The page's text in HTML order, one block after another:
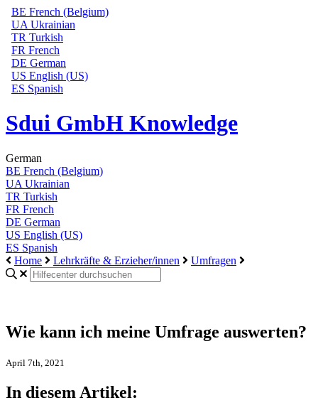
BE French (Belgium)
UA Ukrainian
TR Turkish
FR French
DE German
US English (US)
ES Spanish
Sdui GmbH Knowledge
German
BE French (Belgium)
UA Ukrainian
TR Turkish
FR French
DE German
US English (US)
ES Spanish
Home
Lehrkräfte & Erzieher/innen Umfragen
Wie kann ich meine Umfrage auswerten?
April 7th, 2021
In diesem Artikel: